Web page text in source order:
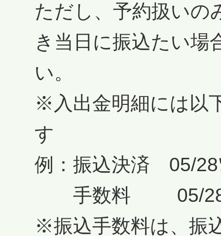
ただし、予約扱いの
き当日に振込たい場
い。
※入出金明細には以
す
例：振込決済 05/28
手数料 05/28ｿ
※振込手数料は、振